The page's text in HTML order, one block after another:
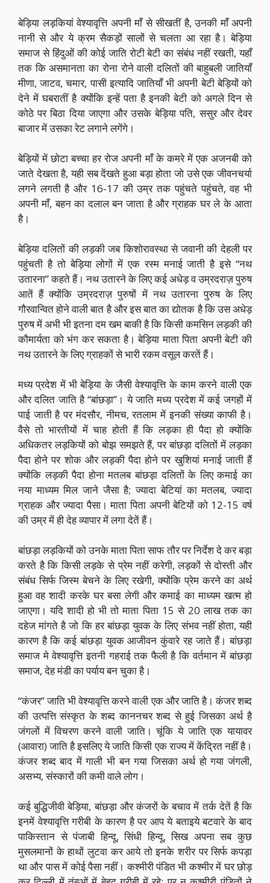
बेड़िया लड़कियां वेश्यावृत्ति अपनी माँ से सीखतीं है, उनकी माँ अपनी
नानी से और ये क्रम सैकड़ों सालों से चलता आ रहा है। बेड़िया
समाज से हिंदुओं की कोई जाति रोटी बेटी का संबंध नहीं रखती, यहाँ
तक कि असमानता का रोना रोने वाली दलितों की बाहुबली जातियाँ
मीणा, जाटव, चमार, पासी इत्यादि जातियाँ भी अपनी बेटी बेड़ियों को
देने में घबरातीं है क्योंकि इन्हें पता है इनकी बेटी को अगले दिन से
कोठे पर बिठा दिया जाएगा और उसके बेड़िया पति, ससुर और देवर
बाजार में उसका रेट लगाने लगेंगे।
बेड़ियों में छोटा बच्चा हर रोज अपनी माँ के कमरे में एक अजनबी को
जाते देखता है, यही सब देंखते हुआ बड़ा होता जो उसे एक जीवनचर्या
लगने लगती है और 16-17 की उम्र तक पहुंचते पहुंचते, वह भी
अपनी माँ, बहन का दलाल बन जाता है और ग्राहक घर ले के आता
है।
बेड़िया दलितों की लड़की जब किशोरावस्था से जवानी की देहली पर
पहुंचती है तो बेड़िया लोगों में एक रस्म मनाई जाती है इसे “नथ
उतारना” कहते हैं। नथ उतारने के लिए कई अधेड़ व उम्रदराज़ पुरुष
आतें हैं क्योंकि उम्रदराज़ पुरुषों में नथ उतारना पुरुष के लिए
गौरवान्वित होने वाली बात है और इस बात का द्योतक है कि उस अधेड़
पुरुष में अभी भी इतना दम खम बाकी है कि किसी कमसिन लड़की की
कौमार्यता को भंग कर सकता है। बेड़िया माता पिता अपनी बेटी की
नथ उतारने के लिए ग्राहकों से भारी रकम वसूल करतें हैं।
मध्य प्रदेश में भी बेड़िया के जैसी वेश्यावृत्ति के काम करने वाली एक
और दलित जाति है “बांछड़ा”। ये जाति मध्य प्रदेश में कई जगहों में
पाई जाती है पर मंदसौर, नीमच, रतलाम में इनकी संख्या काफी है।
वैसे तो भारतीयों में चाह होती हैं कि लड़का ही पैदा हो क्योंकि
अधिकतर लड़कियों को बोझ समझते हैं, पर बांछड़ा दलितों में लड़का
पैदा होने पर शोक और लड़की पैदा होने पर खुशियां मनाई जाती हैं
क्योंकि लड़की पैदा होना मतलब बांछड़ा दलितों के लिए कमाई का
नया माध्यम मिल जाने जैसा है; ज्यादा बेटियां का मतलब, ज्यादा
ग्राहक और ज्यादा पैसा। माता पिता अपनी बेटियों को 12-15 वर्ष
की उम्र में ही देह व्यापार में लगा देतें हैं।
बांछड़ा लड़कियों को उनके माता पिता साफ तौर पर निर्देश दे कर बड़ा
करते है कि किसी लड़के से प्रेम नहीं करेगी, लड़कों से दोस्ती और
संबंध सिर्फ जिस्म बेचने के लिए रखेगी, क्योंकि प्रेम करने का अर्थ
हुआ वह शादी करके घर बसा लेगी और कमाई का माध्यम खत्म हो
जाएगा। यदि शादी हो भी तो माता पिता 15 से 20 लाख तक का
दहेज मांगते है जो कि हर बांछड़ा युवक के लिए संभव नहीं होता, यही
कारण है कि कई बांछड़ा युवक आजीवन कुंवारे रह जाते हैं। बांछड़ा
समाज मे वेश्यावृत्ति इतनी गहराई तक फैली है कि वर्तमान में बांछड़ा
समाज, देह मंडी का पर्याय बन चुका है।
“कंजर” जाति भी वेश्यावृत्ति करने वाली एक और जाति है। कंजर शब्द
की उत्पत्ति संस्कृत के शब्द काननचर शब्द से हुई जिसका अर्थ है
जंगलों में विचरण करने वाली जाति। चूंकि ये जाति एक यायावर
(आवारा) जाति है इसलिए ये जाति किसी एक राज्य में केंद्रित नहीं है।
कंजर शब्द बाद में गाली भी बन गया जिसका अर्थ हो गया जंगली,
असभ्य, संस्कारों की कमी वाले लोग।
कई बुद्धिजीवी बेड़िया, बांछड़ा और कंजरों के बचाव में तर्क देतें है कि
इनमें वेश्यावृत्ति गरीबी के कारण है पर आप ये बताइये बटवारे के बाद
पाकिस्तान से पंजाबी हिन्दू, सिंधी हिन्दू, सिख अपना सब कुछ
मुसलमानों के हाथों लुटवा कर आये तो इनके शरीर पर सिर्फ कपड़ा
था और पास में कोई पैसा नहीं। कश्मीरी पंडित भी कश्मीर में घर छोड़